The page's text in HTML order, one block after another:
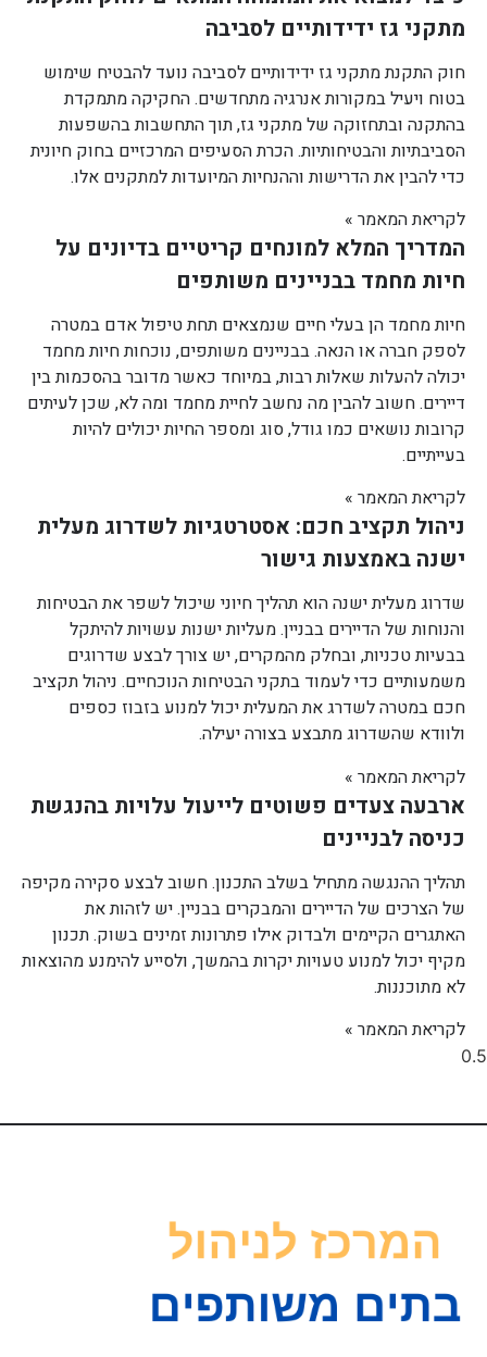
מתקני גז ידידותיים לסביבה
חוק התקנת מתקני גז ידידותיים לסביבה נועד להבטיח שימוש
בטוח ויעיל במקורות אנרגיה מתחדשים. החקיקה מתמקדת
בהתקנה ובתחזוקה של מתקני גז, תוך התחשבות בהשפעות
הסביבתיות והבטיחותיות. הכרת הסעיפים המרכזיים בחוק חיונית
כדי להבין את הדרישות וההנחיות המיועדות למתקנים אלו.
לקריאת המאמר »
המדריך המלא למונחים קריטיים בדיונים על
חיות מחמד בבניינים משותפים
חיות מחמד הן בעלי חיים שנמצאים תחת טיפול אדם במטרה
לספק חברה או הנאה. בבניינים משותפים, נוכחות חיות מחמד
יכולה להעלות שאלות רבות, במיוחד כאשר מדובר בהסכמות בין
דיירים. חשוב להבין מה נחשב לחיית מחמד ומה לא, שכן לעיתים
קרובות נושאים כמו גודל, סוג ומספר החיות יכולים להיות
בעייתיים.
לקריאת המאמר »
ניהול תקציב חכם: אסטרטגיות לשדרוג מעלית
ישנה באמצעות גישור
שדרוג מעלית ישנה הוא תהליך חיוני שיכול לשפר את הבטיחות
והנוחות של הדיירים בבניין. מעליות ישנות עשויות להיתקל
בבעיות טכניות, ובחלק מהמקרים, יש צורך לבצע שדרוגים
משמעותיים כדי לעמוד בתקני הבטיחות הנוכחיים. ניהול תקציב
חכם במטרה לשדרג את המעלית יכול למנוע בזבוז כספים
ולוודא שהשדרוג מתבצע בצורה יעילה.
לקריאת המאמר »
ארבעה צעדים פשוטים לייעול עלויות בהנגשת
כניסה לבניינים
תהליך ההנגשה מתחיל בשלב התכנון. חשוב לבצע סקירה מקיפה
של הצרכים של הדיירים והמבקרים בבניין. יש לזהות את
האתגרים הקיימים ולבדוק אילו פתרונות זמינים בשוק. תכנון
מקיף יכול למנוע טעויות יקרות בהמשך, ולסייע להימנע מהוצאות
לא מתוכננות.
לקריאת המאמר »